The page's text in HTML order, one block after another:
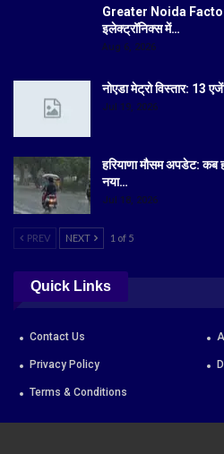
Greater Noida
इलेक्ट्रॉनिक्स में…
Aug 6, 2026
नोएडा मेट्रो विस्तार: 13
Jul 19, 2026
हरियाणा मौसम अपडेट: कब
नया…
Jul 18, 2026
PREV NEXT 1 of 5
Quick Links
Contact Us
Privacy Policy
Terms & Conditions